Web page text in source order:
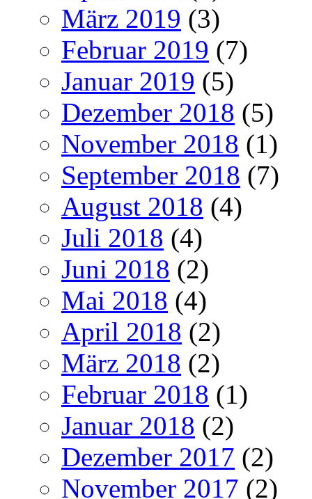
März 2019 (3)
Februar 2019 (7)
Januar 2019 (5)
Dezember 2018 (5)
November 2018 (1)
September 2018 (7)
August 2018 (4)
Juli 2018 (4)
Juni 2018 (2)
Mai 2018 (4)
April 2018 (2)
März 2018 (2)
Februar 2018 (1)
Januar 2018 (2)
Dezember 2017 (2)
November 2017 (2)